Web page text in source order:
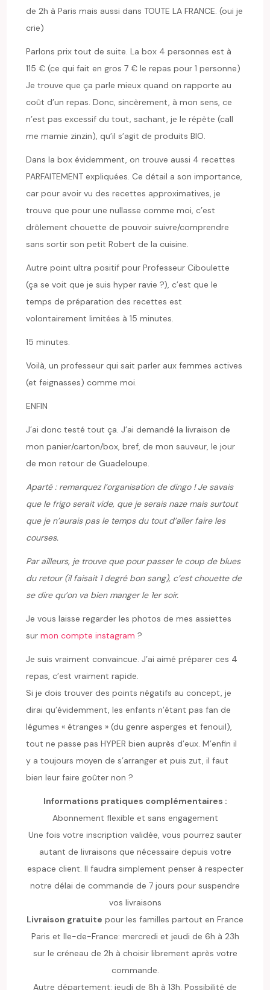
de 2h à Paris mais aussi dans TOUTE LA FRANCE. (oui je
crie)
Parlons prix tout de suite. La box 4 personnes est à
115 € (ce qui fait en gros 7 € le repas pour 1 personne)
Je trouve que ça parle mieux quand on rapporte au
coût d’un repas. Donc, sincèrement, à mon sens, ce
n’est pas excessif du tout, sachant, je le répète (call
me mamie zinzin), qu’il s’agit de produits BIO.
Dans la box évidemment, on trouve aussi 4 recettes
PARFAITEMENT expliquées. Ce détail a son importance,
car pour avoir vu des recettes approximatives, je
trouve que pour une nullasse comme moi, c’est
drôlement chouette de pouvoir suivre/comprendre
sans sortir son petit Robert de la cuisine.
Autre point ultra positif pour Professeur Ciboulette
(ça se voit que je suis hyper ravie ?), c’est que le
temps de préparation des recettes est
volontairement limitées à 15 minutes.
15 minutes.
Voilà, un professeur qui sait parler aux femmes actives
(et feignasses) comme moi.
ENFIN
J’ai donc testé tout ça. J’ai demandé la livraison de
mon panier/carton/box, bref, de mon sauveur, le jour
de mon retour de Guadeloupe.
Aparté : remarquez l’organisation de dingo ! Je savais
que le frigo serait vide, que je serais naze mais surtout
que je n’aurais pas le temps du tout d’aller faire les
courses.
Par ailleurs, je trouve que pour passer le coup de blues
du retour (il faisait 1 degré bon sang), c’est chouette de
se dire qu’on va bien manger le 1er soir.
Je vous laisse regarder les photos de mes assiettes
surmon compte instagram ?
Je suis vraiment convaincue. J’ai aimé préparer ces 4
repas, c’est vraiment rapide.
Si je dois trouver des points négatifs au concept, je
dirai qu’évidemment, les enfants n’étant pas fan de
légumes « étranges » (du genre asperges et fenouil),
tout ne passe pas HYPER bien auprès d’eux. M’enfin il
y a toujours moyen de s’arranger et puis zut, il faut
bien leur faire goûter non ?
Informations pratiques complémentaires :
Abonnement flexible et sans engagement
Une fois votre inscription validée, vous pourrez sauter
autant de livraisons que nécessaire depuis votre
espace client. Il faudra simplement penser à respecter
notre délai de commande de 7 jours pour suspendre
vos livraisons
Livraison gratuite pour les familles partout en France
Paris et Ile-de-France: mercredi et jeudi de 6h à 23h
sur le créneau de 2h à choisir librement après votre
commande.
Autre département: jeudi de 8h à 13h. Possibilité de